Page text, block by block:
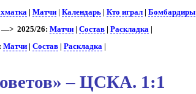
|Матчи |Календарь |Кто играл |Бомбардиры
—> 2025/26:Матчи |Состав |Раскладка |
Матчи |Состав |Раскладка |
– ЦСКА. 1:1